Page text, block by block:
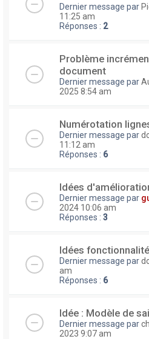
Dernier message par
11:25 am
Réponses : 2
Problème
document
Dernier message par
2025 8:54 am
Numérotation
Dernier message par
11:12 am
Réponses : 6
Idées
Dernier message par
2024 10:06 am
Réponses : 3
Idées
Dernier message par
am
Réponses : 6
Idée : Modèle de
Dernier message par
2023 9:07 am